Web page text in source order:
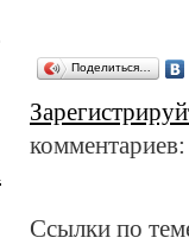
Поделиться…
Ссылки по